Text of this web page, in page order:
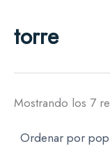
contenido
torre
Mostrando los 7